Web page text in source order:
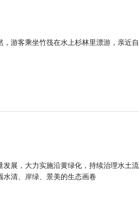
游客乘坐竹筏在水上杉林里漂游，亲近自
展，大力实施沿黄绿化，持续治理水土流
水清、岸绿、景美的生态画卷